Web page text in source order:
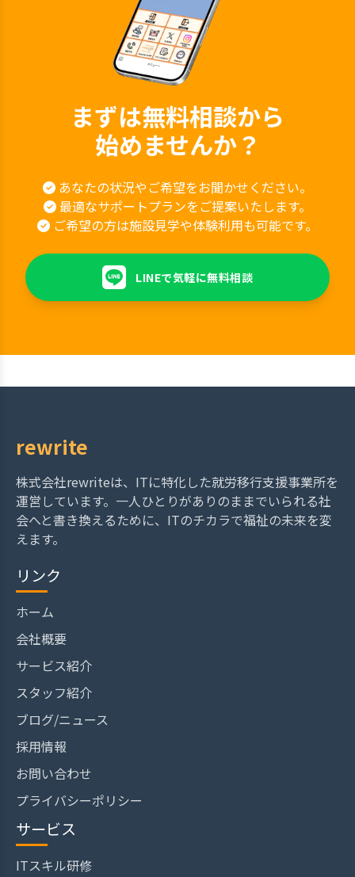
まずは無料相談から
始めませんか？
あなたの状況やご希望をお聞かせください。
最適なサポートプランをご提案いたします。
ご希望の方は施設見学や体験利用も可能です。
LINEで気軽に無料相談
rewrite
株式会社rewriteは、ITに特化した就労移行支援事業所を
運営しています。一人ひとりがありのままでいられる社
会へと書き換えるために、ITのチカラで福祉の未来を変
えます。
リンク
ホーム
会社概要
サービス紹介
スタッフ紹介
ブログ/ニュース
採用情報
お問い合わせ
プライバシーポリシー
サービス
ITスキル研修